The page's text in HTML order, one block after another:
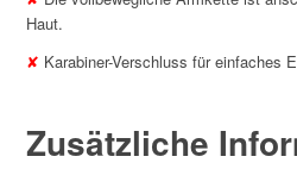
Haut.
✘ Karabiner-Verschluss für einfaches
Zusätzliche